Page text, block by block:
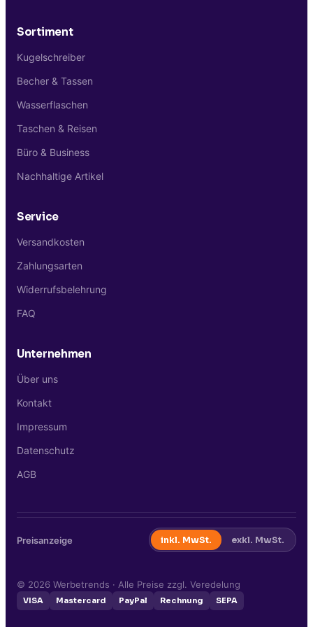
Sortiment
Kugelschreiber
Becher & Tassen
Wasserflaschen
Taschen & Reisen
Büro & Business
Nachhaltige Artikel
Service
Versandkosten
Zahlungsarten
Widerrufsbelehrung
FAQ
Unternehmen
Über uns
Kontakt
Impressum
Datenschutz
AGB
Preisanzeige inkl. MwSt. exkl. MwSt.
© 2026 Werbetrends · Alle Preise zzgl. Veredelung
VISA Mastercard PayPal Rechnung SEPA